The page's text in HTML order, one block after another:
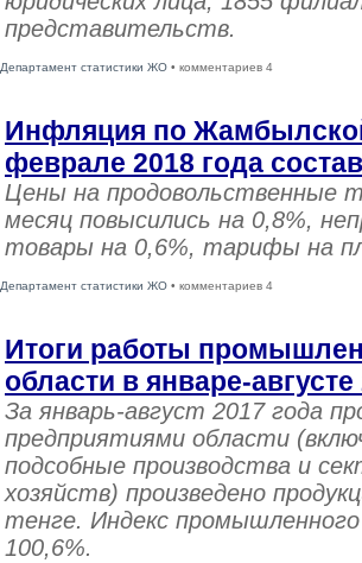
представительств.
Департамент статистики ЖО • комментариев 4
Инфляция по
феврале 2018 года
Цены на продовольственные
месяц повысились на 0,8%,
товары на 0,6%, тарифы на
Департамент статистики ЖО • комментариев 4
Итоги работы
области в январе-августе
За январь-август 2017 года
предприятиями области
подсобные производства и
хозяйств) произведено
тенге. Индекс
100,6%.